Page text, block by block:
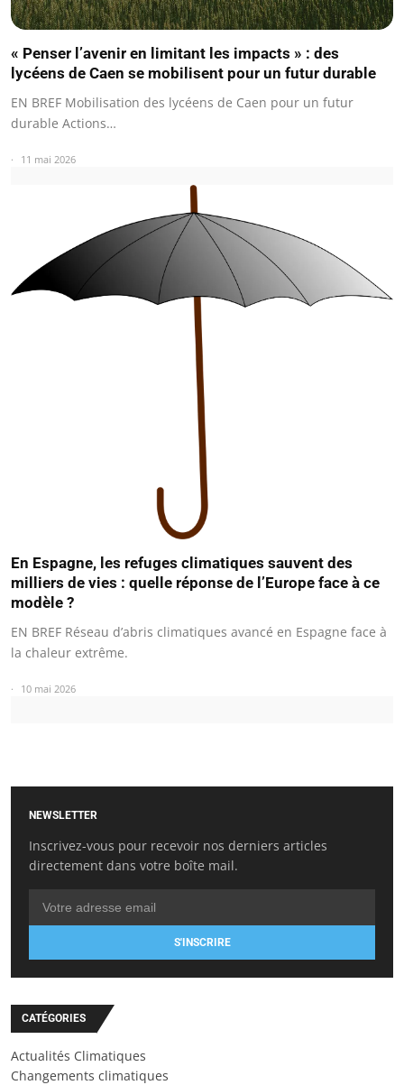
« Penser l’avenir en limitant les impacts » : des
lycéens de Caen se mobilisent pour un futur durable
EN BREF Mobilisation des lycéens de Caen pour un futur
durable Actions…
11 mai 2026
En Espagne, les refuges climatiques sauvent des
milliers de vies : quelle réponse de l’Europe face à ce
modèle ?
EN BREF Réseau d’abris climatiques avancé en Espagne face à
la chaleur extrême.
10 mai 2026
NEWSLETTER
Inscrivez-vous pour recevoir nos derniers articles
directement dans votre boîte mail.
S'INSCRIRE
CATÉGORIES
Actualités Climatiques
Changements climatiques